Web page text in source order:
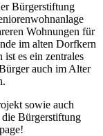
Bürgerstiftung
Wohnungen für
im alten Dorfkern
es ein zentrales
auch im Alter
sowie auch
Bürgerstiftung